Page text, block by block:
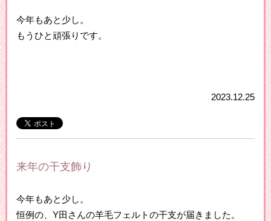
今年もあと少し。
もうひと頑張りです。
2023.12.25
来年の干支飾り
今年もあと少し。
恒例の、Y田さんの羊毛フェルトの干支が届きました。